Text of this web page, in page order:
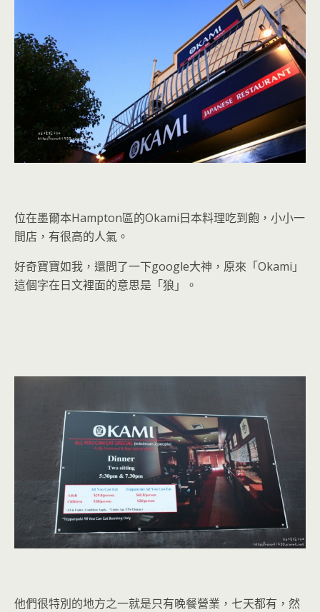
位在墨爾本Hampton區的Okami日本料理吃到飽，小小一
間店，有很高的人氣。
好奇寶寶如我，還問了一下google大神，原來「Okami」
這個字在日文裡面的意思是「狼」。
他們很特別的地方之一就是只有晚餐營業，七天都有，然